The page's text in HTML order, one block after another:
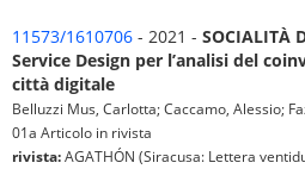
11573/1610706 - 2021 - SOCIALITÀ
Service Design per l’analisi del
città digitale
Belluzzi Mus, Carlotta; Caccamo, Alessio;
01a Articolo in rivista
rivista:AGATHÓN (Siracusa: Lettera